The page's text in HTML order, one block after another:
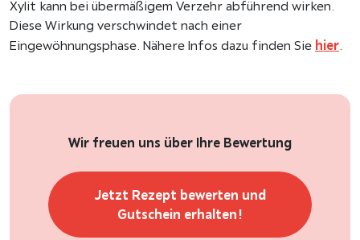
Xylit kann bei übermäßigem Verzehr abführend wirken.
Diese Wirkung verschwindet nach einer
Eingewöhnungsphase. Nähere Infos dazu finden Sie hier.
Wir freuen uns über Ihre Bewertung
Jetzt Rezept bewerten und
Gutschein erhalten!